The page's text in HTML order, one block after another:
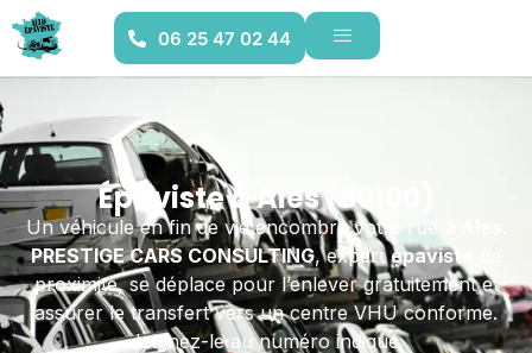
06 25 47 02 44
Épaviste à Ales (30100)
Un véhicule en fin de vie encombre votre rue
PRESTIGE CARS CONSULTING, expertépaviste
proximité, se déplace pour l’enlever gratuitement et
assurer le transfert vers un centre VHU conforme.
Joignez-le au numéro indiqué.